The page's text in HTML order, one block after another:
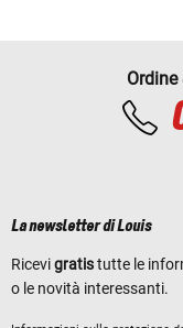
La newsletter di Louis
Ricevigratistutte le
o le novità interessanti.